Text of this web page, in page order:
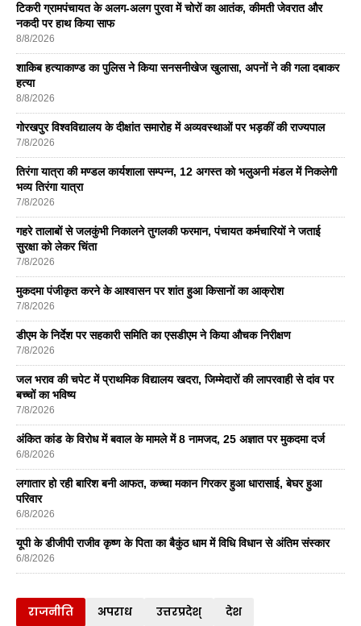
टिकरी ग्रामपंचायत के अलग-अलग पुरवा में चोरों का आतंक, कीमती जेवरात और
नकदी पर हाथ किया साफ
8/8/2026
शाकिब हत्याकाण्ड का पुलिस ने किया सनसनीखेज खुलासा, अपनों ने की गला दबाकर
हत्या
8/8/2026
गोरखपुर विश्वविद्यालय के दीक्षांत समारोह में अव्यवस्थाओं पर भड़कीं की राज्यपाल
7/8/2026
तिरंगा यात्रा की मण्डल कार्यशाला सम्पन्न, 12 अगस्त को भलुअनी मंडल में निकलेगी
भव्य तिरंगा यात्रा
7/8/2026
गहरे तालाबों से जलकुंभी निकालने तुगलकी फरमान, पंचायत कर्मचारियों ने जताई
सुरक्षा को लेकर चिंता
7/8/2026
मुकदमा पंजीकृत करने के आश्वासन पर शांत हुआ किसानों का आक्रोश
7/8/2026
डीएम के निर्देश पर सहकारी समिति का एसडीएम ने किया औचक निरीक्षण
7/8/2026
जल भराव की चपेट में प्राथमिक विद्यालय खदरा, जिम्मेदारों की लापरवाही से दांव पर
बच्चों का भविष्य
7/8/2026
अंकित कांड के विरोध में बवाल के मामले में 8 नामजद, 25 अज्ञात पर मुकदमा दर्ज
6/8/2026
लगातार हो रही बारिश बनी आफत, कच्चा मकान गिरकर हुआ धारासाई, बेघर हुआ
परिवार
6/8/2026
यूपी के डीजीपी राजीव कृष्ण के पिता का बैकुंठ धाम में विधि विधान से अंतिम संस्कार
6/8/2026
राजनीति अपराध उत्तरप्रदेश् देश